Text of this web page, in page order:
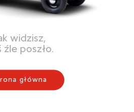
widzisz,
źle poszło.
główna